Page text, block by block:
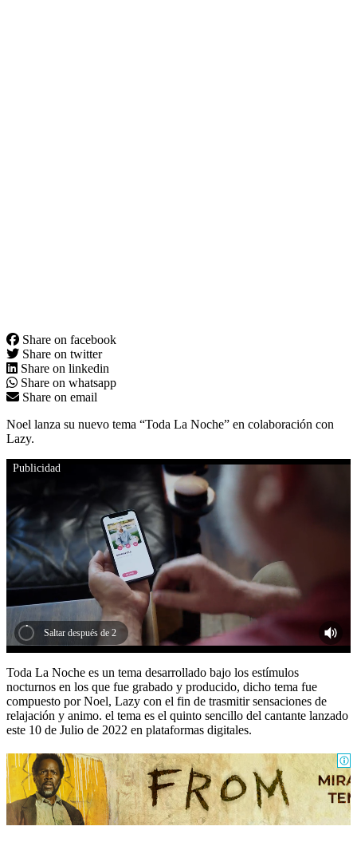
Share on facebook
Share on twitter
Share on linkedin
Share on whatsapp
Share on email
Noel lanza su nuevo tema “Toda La Noche” en colaboración con
Lazy.
this video is unavailable
Publicidad
Saltar después de 1
Toda La Noche es un tema desarrollado bajo los estímulos
nocturnos en los que fue grabado y producido, dicho tema fue
compuesto por Noel, Lazy con el fin de trasmitir sensaciones de
relajación y animo. el tema es el quinto sencillo del cantante lanzado
este 10 de Julio de 2022 en plataformas digitales.